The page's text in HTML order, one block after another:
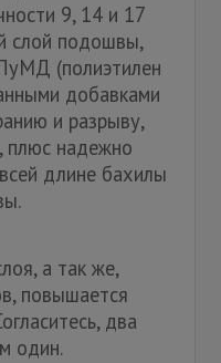
9, 14 и 17
слой подошвы,
(полиэтилен
добавками
и разрыву,
плюс надежно
длине бахилы
а так же,
повышается
два
один.